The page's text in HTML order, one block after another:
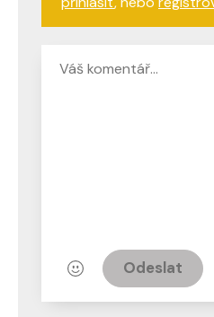
Odeslat